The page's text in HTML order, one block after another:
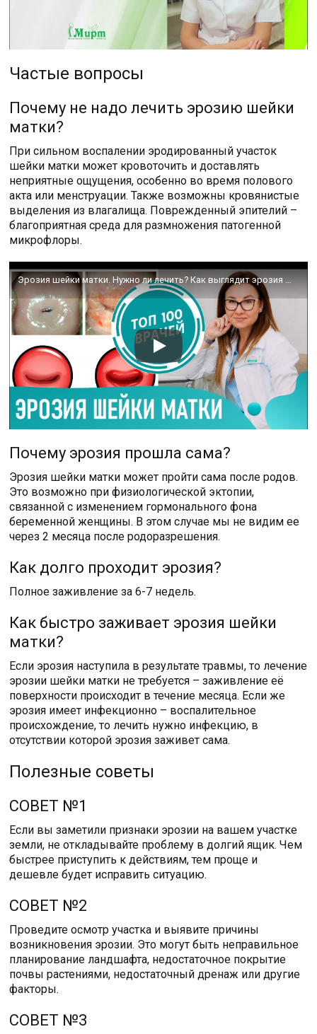
Частые вопросы
Почему не надо лечить эрозию шейки
матки?
При сильном воспалении эродированный участок
шейки матки может кровоточить и доставлять
неприятные ощущения, особенно во время полового
акта или менструации. Также возможны кровянистые
выделения из влагалища. Поврежденный эпителий –
благоприятная среда для размножения патогенной
микрофлоры.
Эрозия шейки матки. Нужно ли лечить? Как выглядит эрозия шейки матки (фото 1-2)
Почему эрозия прошла сама?
Эрозия шейки матки может пройти сама после родов.
Это возможно при физиологической эктопии,
связанной с изменением гормонального фона
беременной женщины. В этом случае мы не видим ее
через 2 месяца после родоразрешения.
Как долго проходит эрозия?
Полное заживление за 6-7 недель.
Как быстро заживает эрозия шейки
матки?
Если эрозия наступила в результате травмы, то лечение
эрозии шейки матки не требуется – заживление её
поверхности происходит в течение месяца. Если же
эрозия имеет инфекционно – воспалительное
происхождение, то лечить нужно инфекцию, в
отсутствии которой эрозия заживет сама.
Полезные советы
СОВЕТ №1
Если вы заметили признаки эрозии на вашем участке
земли, не откладывайте проблему в долгий ящик. Чем
быстрее приступить к действиям, тем проще и
дешевле будет исправить ситуацию.
СОВЕТ №2
Проведите осмотр участка и выявите причины
возникновения эрозии. Это могут быть неправильное
планирование ландшафта, недостаточное покрытие
почвы растениями, недостаточный дренаж или другие
факторы.
СОВЕТ №3